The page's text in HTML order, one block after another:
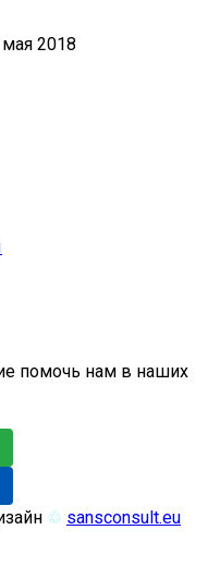
2018
помочь нам в наших
♲ sansconsult.eu